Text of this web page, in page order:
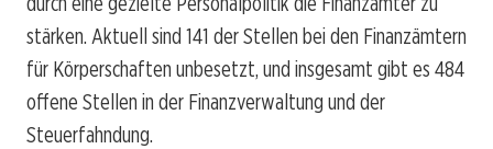
stärken. Aktuell sind 141 der Stellen bei den Finanzämtern
für Körperschaften unbesetzt, und insgesamt gibt es 484
offene Stellen in der Finanzverwaltung und der
Steuerfahndung.